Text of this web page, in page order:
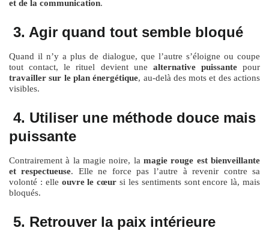
et de la communication.
3. Agir quand tout semble bloqué
Quand il n’y a plus de dialogue, que l’autre s’éloigne ou coupe
tout contact, le rituel devient une alternative puissantepour
travailler sur le plan énergétique, au-delà des mots et des actions
visibles.
4. Utiliser une méthode douce mais
puissante
Contrairement à la magie noire, la magie rouge est bienveillante
et respectueuse. Elle ne force pas l’autre à revenir contre sa
volonté : elle ouvre le cœur si les sentiments sont encore là, mais
bloqués.
5. Retrouver la paix intérieure